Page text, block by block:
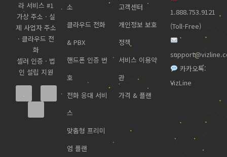
라 서비스 #1
가상 주소 · 실
제 사업자 주소
· 클라우드 전
화
셀러 인증 · 법
인 설립 지원
소
클라우드 전화
& PBX
핸드폰 인증 번
호
전화 응대 서비
스
맞춤형 프리미
엄 플랜
고객센터
개인정보 보호
정책
서비스 이용약
관
가격 & 플랜
1.888.753.9121
(Toll-Free)
카카오톡:
VizLine